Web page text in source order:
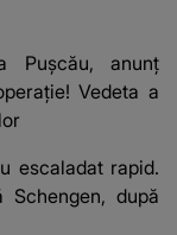
Pușcău, anunț
Vedeta a
escaladat rapid.
după